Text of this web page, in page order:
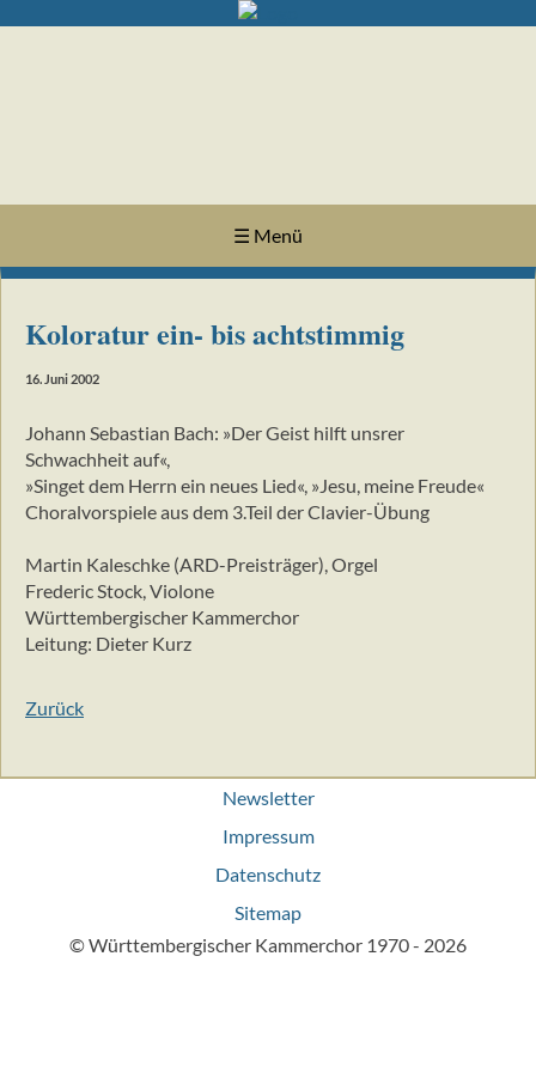
☰ Menü
Koloratur ein- bis achtstimmig
16. Juni 2002
Johann Sebastian Bach: »Der Geist hilft unsrer
Schwachheit auf«,
»Singet dem Herrn ein neues Lied«, »Jesu, meine Freude«
Choralvorspiele aus dem 3.Teil der Clavier-Übung
Martin Kaleschke (ARD-Preisträger), Orgel
Frederic Stock, Violone
Württembergischer Kammerchor
Leitung: Dieter Kurz
Zurück
Newsletter
Impressum
Datenschutz
Sitemap
© Württembergischer Kammerchor 1970 - 2026